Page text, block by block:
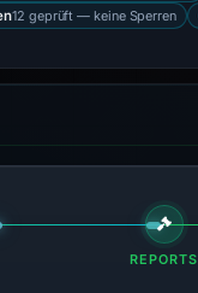
12 geprüft — keine Sperren
REPORTS